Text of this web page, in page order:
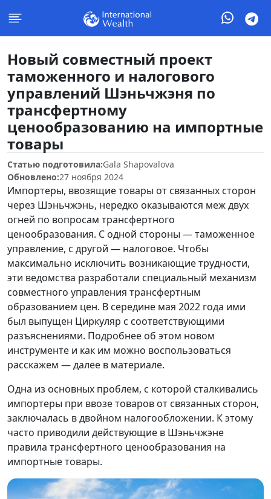
Новый совместный проект
таможенного и налогового
управлений Шэньчжэня по
трансфертному
ценообразованию на импортные
товары
Статью подготовила:Gala Shapovalova
Обновлено:27 ноября 2024
Импортеры, ввозящие товары от связанных сторон
через Шэньчжэнь, нередко оказываются меж двух
огней по вопросам трансфертного
ценообразования. С одной стороны — таможенное
управление, с другой — налоговое. Чтобы
максимально исключить возникающие трудности,
эти ведомства разработали специальный механизм
совместного управления трансфертным
образованием цен. В середине мая 2022 года ими
был выпущен Циркуляр с соответствующими
разъяснениями. Подробнее об этом новом
инструменте и как им можно воспользоваться
расскажем — далее в материале.
Одна из основных проблем, с которой сталкивались
импортеры при ввозе товаров от связанных сторон,
заключалась в двойном налогообложении. К этому
часто приводили действующие в Шэньчжэне
правила трансфертного ценообразования на
импортные товары.